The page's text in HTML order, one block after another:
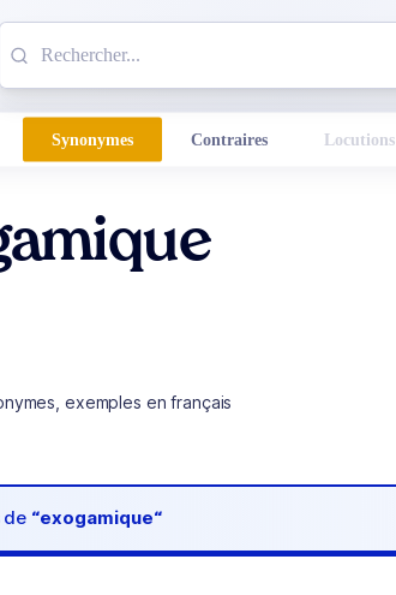
Synonymes Contraires Locutions
exemples en français
de “exogamique“